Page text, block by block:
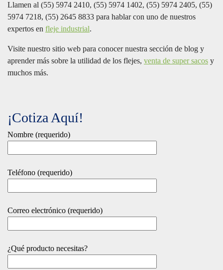
Llamen al (55) 5974 2410, (55) 5974 1402, (55) 5974 2405, (55)
5974 7218, (55) 2645 8833 para hablar con uno de nuestros
expertos en fleje industrial.
Visite nuestro sitio web para conocer nuestra sección de blog y
aprender más sobre la utilidad de los flejes, venta de super sacos y
muchos más.
¡Cotiza Aquí!
Nombre (requerido)
Teléfono (requerido)
Correo electrónico (requerido)
¿Qué producto necesitas?